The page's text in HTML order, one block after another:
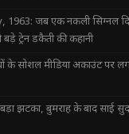
जब एक नकली सिग्नल
ट्रेन डकैती की कहानी
के सोशल मीडिया अकाउंट पर
बड़ा झटका, बुमराह के बाद साई